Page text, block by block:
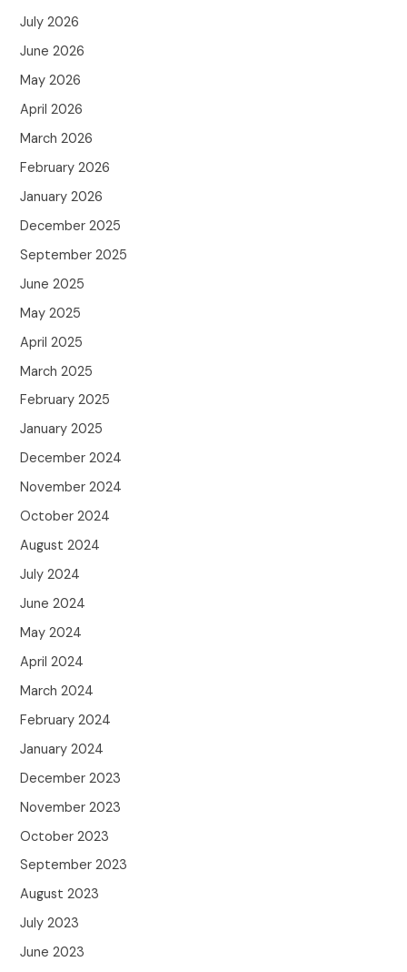
July 2026
June 2026
May 2026
April 2026
March 2026
February 2026
January 2026
December 2025
September 2025
June 2025
May 2025
April 2025
March 2025
February 2025
January 2025
December 2024
November 2024
October 2024
August 2024
July 2024
June 2024
May 2024
April 2024
March 2024
February 2024
January 2024
December 2023
November 2023
October 2023
September 2023
August 2023
July 2023
June 2023